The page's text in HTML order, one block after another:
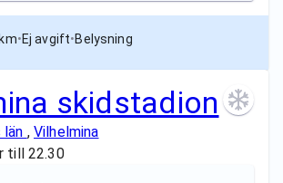
•Ej avgift•Belysning
skidstadion
, Vilhelmina
till 22.30